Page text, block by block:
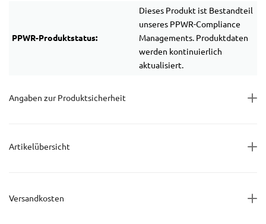
PPWR-Produktstatus:
Dieses Produkt ist Bestandteil
unseres PPWR-Compliance
Managements. Produktdaten
werden kontinuierlich
aktualisiert.
Angaben zur Produktsicherheit
Artikelübersicht
Versandkosten